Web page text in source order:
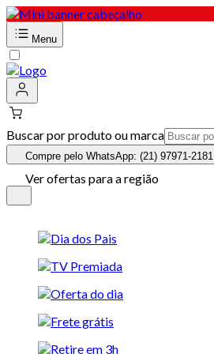
Menu
Buscar por produto ou marca
Compre pelo WhatsApp: (21) 97971-2181
Ver ofertas para a região